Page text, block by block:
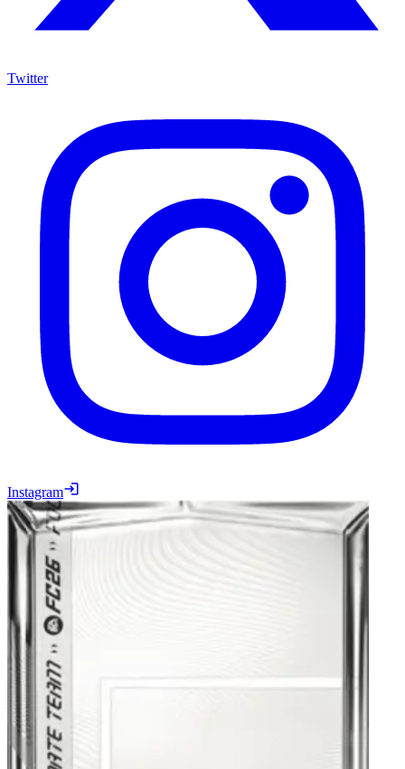
Twitter
Instagram